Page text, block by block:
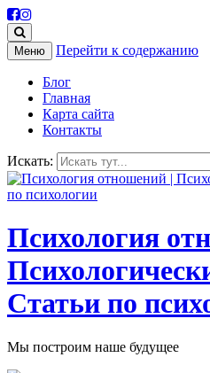
Меню Перейти к содержанию
Блог
Главная
Карта сайта
Контакты
Искать:
Психология
Статьи по
Мы построим наше будущее